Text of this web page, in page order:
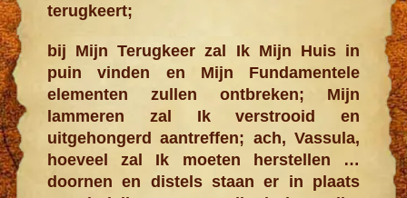
terugkeert;
bij Mijn Terugkeer zal Ik Mijn Huis in
puin vinden en Mijn Fundamentele
elementen zullen ontbreken; Mijn
lammeren zal Ik verstrooid en
uitgehongerd aantreffen; ach, Vassula,
hoeveel zal Ik moeten herstellen …
doornen en distels staan er in plaats